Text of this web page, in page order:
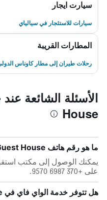
سيارت ايجار
سيارات للاستئجار في سيالياي
المطارات القريبة
رحلات طيران إلى مطار كاوناس
House
ما هو رقم هاتف Turne Guest House؟
على +370 6987 9570.
هل تتوفر خدمة الواي فاي في Turne Guest House؟